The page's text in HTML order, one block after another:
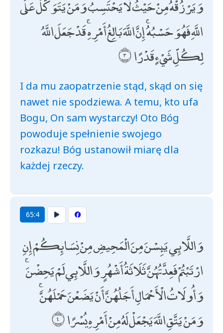
وَيَرْزُقْهُ مِنْ حَيْثُ لَا يَحْتَسِبُ ۚ وَمَنْ يَتَوَكَّلْ عَلَى
اللَّهِ فَهُوَ حَسْبُهُ ۚ إِنَّ اللَّهَ بَالِغُ أَمْرِهِ ۚ قَدْ جَعَلَ اللَّهُ
لِكُلِّ شَيْءٍ قَدْرًا
I da mu zaopatrzenie stąd, skąd on się
nawet nie spodziewa. A temu, kto ufa
Bogu, On sam wystarczy! Oto Bóg
powoduje spełnienie swojego
rozkazu! Bóg ustanowił miarę dla
każdej rzeczy.
65:4
وَاللَّائِي يَئِسْنَ مِنَ الْمَحِيضِ مِنْ نِسَائِكُمْ إِنِ
ارْتَبْتُمْ فَعِدَّتُهُنَّ ثَلَاثَةُ أَشْهُرٍ وَاللَّائِي لَمْ يَحِضْنَ ۚ
وَأُولَاتُ الْأَحْمَالِ أَجَلُهُنَّ أَنْ يَضَعْنَ حَمْلَهُنَّ ۚ
وَمَنْ يَتَّقِ اللَّهَ يَجْعَلْ لَهُ مِنْ أَمْرِهِ يُسْرًا